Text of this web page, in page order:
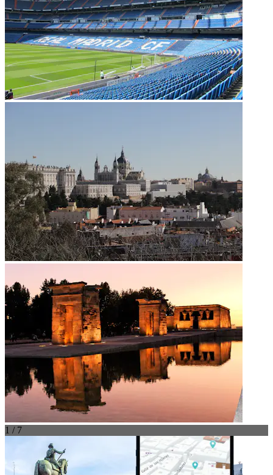
1 / 7